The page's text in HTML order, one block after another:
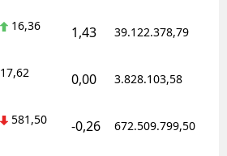
16,36 1,43 39.122.378,79
17,62 0,00 3.828.103,58
581,50 -0,26 672.509.799,50